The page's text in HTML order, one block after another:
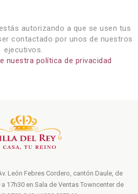
autorizando a que se usen tus
contactado por unos de nuestros
ejecutivos.
nuestra política de privacidad
León Febres Cordero, cantón Daule, de
17h30 en Sala de Ventas Towncenter de